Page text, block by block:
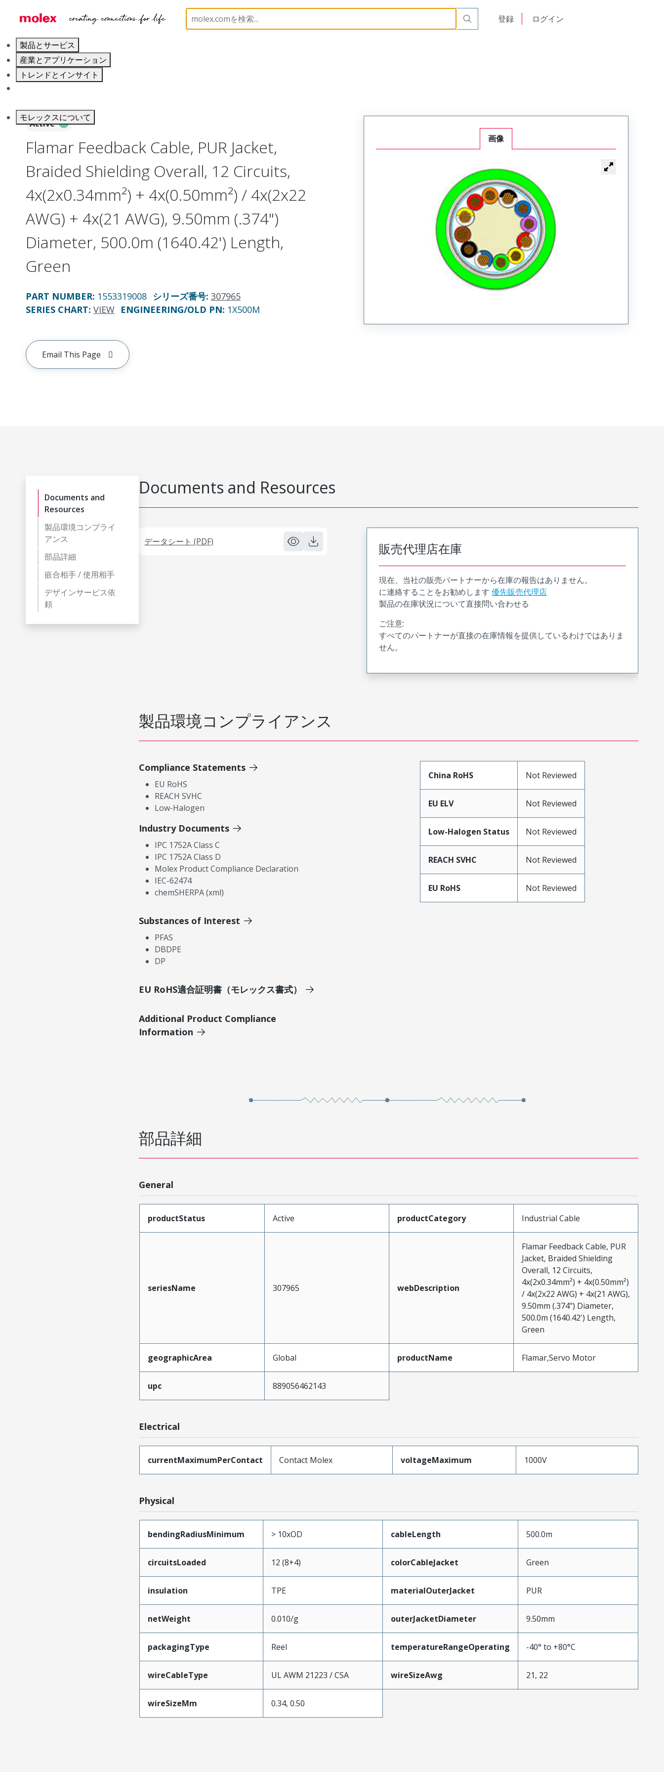
登録 ログイン
製品とサービス
産業とアプリケーション
トレンドとインサイト
モレックスについて
307965 1553319008
Active
Flamar Feedback Cable, PUR Jacket,
Braided Shielding Overall, 12 Circuits,
4x(2x0.34mm²) + 4x(0.50mm²) / 4x(2x22
AWG) + 4x(21 AWG), 9.50mm (.374")
Diameter, 500.0m (1640.42') Length,
Green
PART NUMBER: 1553319008 シリーズ番号: 307965
SERIES CHART: VIEW ENGINEERING/OLD PN: 1X500M
Email This Page
画像
Documents and
Resources
製品環境コンプライ
アンス
部品詳細
嵌合相手 / 使用相手
デザインサービス依
頼
Documents and Resources
データシート (PDF) 販売代理店在庫
現在、当社の販売パートナーから在庫の報告はありません。
に連絡することをお勧めします 優先販売代理店
製品の在庫状況について直接問い合わせる
ご注意:
すべてのパートナーが直接の在庫情報を提供しているわけではありま
せん。
製品環境コンプライアンス
Compliance Statements
EU RoHS
REACH SVHC
Low-Halogen
Industry Documents
IPC 1752A Class C
IPC 1752A Class D
Molex Product Compliance Declaration
IEC-62474
chemSHERPA (xml)
Substances of Interest
PFAS
DBDPE
DP
EU RoHS適合証明書（モレックス書式）
Additional Product Compliance
Information
China RoHS Not Reviewed
EU ELV Not Reviewed
Low-Halogen Status Not Reviewed
REACH SVHC Not Reviewed
EU RoHS Not Reviewed
部品詳細
General
productStatus Active productCategory Industrial Cable
seriesName 307965 webDescription
Flamar Feedback Cable, PUR
Jacket, Braided Shielding
Overall, 12 Circuits,
4x(2x0.34mm²) + 4x(0.50mm²)
/ 4x(2x22 AWG) + 4x(21 AWG),
9.50mm (.374") Diameter,
500.0m (1640.42') Length,
Green
geographicArea Global productName Flamar,Servo Motor
upc 889056462143
Electrical
currentMaximumPerContact Contact Molex voltageMaximum 1000V
Physical
bendingRadiusMinimum > 10xOD cableLength 500.0m
circuitsLoaded 12 (8+4) colorCableJacket Green
insulation TPE materialOuterJacket PUR
netWeight 0.010/g outerJacketDiameter 9.50mm
packagingType Reel temperatureRangeOperating -40° to +80°C
wireCableType UL AWM 21223 / CSA wireSizeAwg 21, 22
wireSizeMm 0.34, 0.50